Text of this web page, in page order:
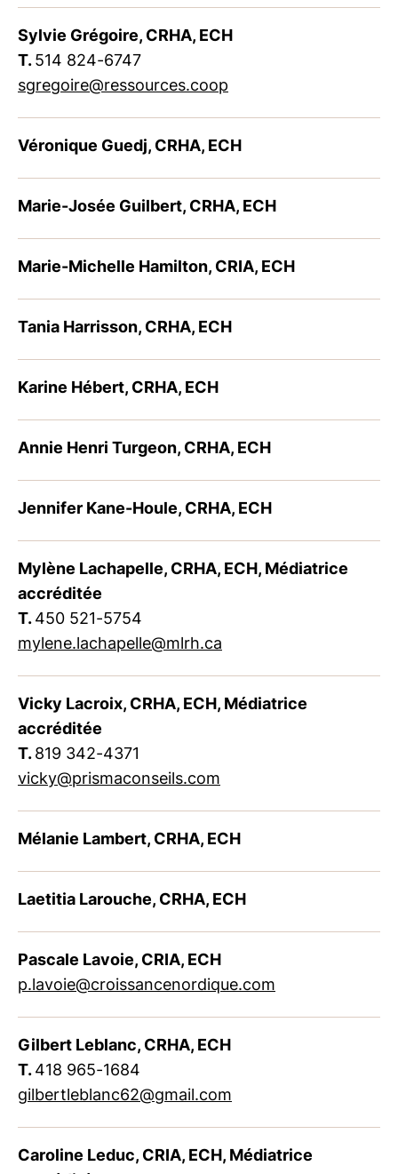
Sylvie Grégoire, CRHA, ECH
T.514 824-6747
sgregoire@ressources.coop
Véronique Guedj, CRHA, ECH
Marie-Josée Guilbert, CRHA, ECH
Marie-Michelle Hamilton, CRIA, ECH
Tania Harrisson, CRHA, ECH
Karine Hébert, CRHA, ECH
Annie Henri Turgeon, CRHA, ECH
Jennifer Kane-Houle, CRHA, ECH
Mylène Lachapelle, CRHA, ECH, Médiatrice
accréditée
T.450 521-5754
mylene.lachapelle@mlrh.ca
Vicky Lacroix, CRHA, ECH, Médiatrice
accréditée
T.819 342-4371
vicky@prismaconseils.com
Mélanie Lambert, CRHA, ECH
Laetitia Larouche, CRHA, ECH
Pascale Lavoie, CRIA, ECH
p.lavoie@croissancenordique.com
Gilbert Leblanc, CRHA, ECH
T.418 965-1684
gilbertleblanc62@gmail.com
Caroline Leduc, CRIA, ECH, Médiatrice